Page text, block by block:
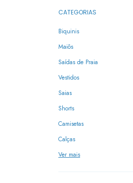
CATEGORIAS
Biquinis
Maiôs
Saídas de Praia
Vestidos
Saias
Shorts
Camisetas
Calças
Ver mais